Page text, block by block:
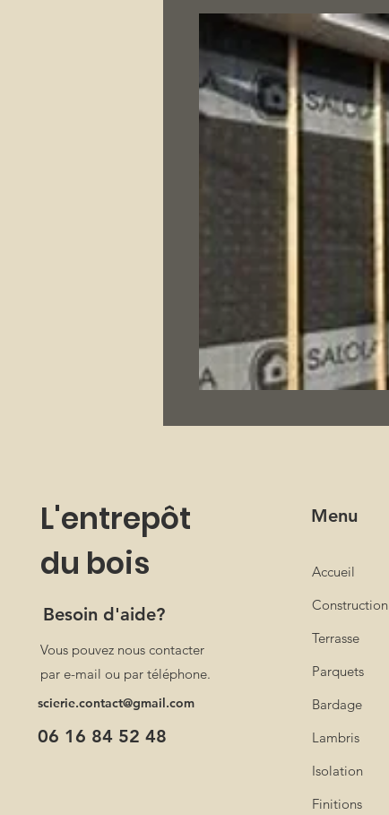
L'entrepôt
du bois
Besoin d'aide?
Vous pouvez nous contacter
par e-mail ou par téléphone.
scierie.contact@gmail.com
06 16 84 52 48
Menu
Accueil
Construction
Terrasse
Parquets
Bardage
Lambris
Isolation
Finitions